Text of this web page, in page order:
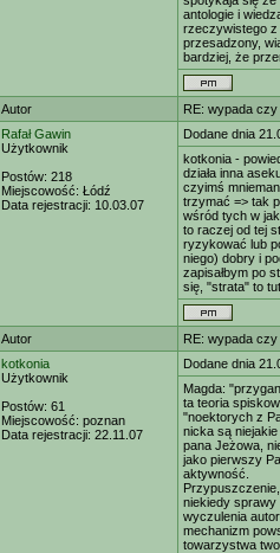
antologie i
rzeczywistego z
przesadzony,
bardziej, że
Autor
RE: wypada
Rafał Gawin
Użytkownik
Postów: 218
Miejscowość: Łódź
Data rejestracji: 10.03.07
Dodane dnia
kotkonia -
działa inna
czyimś
trzymać => tak
wśród tych w
to raczej od tej
ryzykować lub
niego) dobry i
zapisałbym po
się, "strata" to
Autor
RE: wypada
kotkonia
Użytkownik
Postów: 61
Miejscowość: poznan
Data rejestracji: 22.11.07
Dodane dnia
Magda:
ta teoria
"noektorych z
nicka są
pana Jeżowa,
jako pierwszy
aktywność.
niekiedy sprawy
wyczulenia
mechanizm
towarzystwa